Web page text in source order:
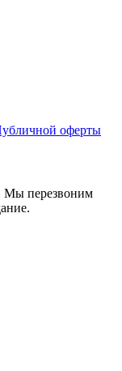
оферты
Мы перезвоним